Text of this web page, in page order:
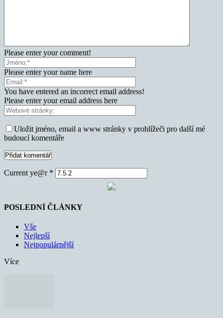
Please enter your comment!
Please enter your name here
You have entered an incorrect email address!
Please enter your email address here
Uložit jméno, email a www stránky v prohlížeči pro další mé
budoucí komentáře
Current ye@r *
POSLEDNÍ ČLÁNKY
Vše
Nejlepší
Nejpopulárnější
Více